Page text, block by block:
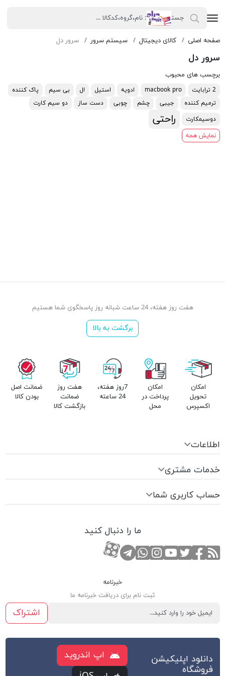
صفحه اصلی کالای دیجیتال سیستم سرور سرور دل
سرور دل
برچسب های محبوب
2 ترابایت macbook pro ادویه استیل ال بی سیم
پاک کننده
ترمیم کننده
جیبی چشم چوبی دست ساز
دو سیم کارت
دوسیمکارت
راحتی
نمایش همه
هفت روز هفته، 24 ساعت شبانه روز پاسخگوی شما هستیم
برگشت به بالا
امکان
تحویل
اکسپرس
امکان
پرداخت در
محل
7روز هفته،
24 ساعته
هفت روز
ضمانت
بازگشت کالا
ضمانت اصل
بودن کالا
اطلاعات
خدمات مشتری
حساب کاربری شما
ما را دنبال کنید
RSSصفحه فیسبوک
صفحه تویتر
کانال یوتوب
صفحه اینستاگرام
تماس با واتس اپ
کانال تلگرام
کانال آپارات
خبرنامه
ثبت نام برای دریافت خبرنامه ما
اشتراک
دانلود اپلیکیشن
فروشگاه
اپ اندروید